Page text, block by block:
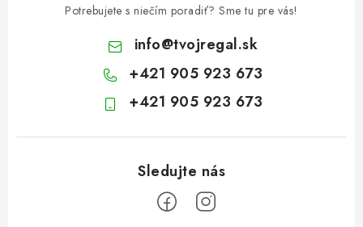
Potrebujete s niečím poradiť? Sme tu pre vás!
info@tvojregal.sk
+421 905 923 673
+421 905 923 673